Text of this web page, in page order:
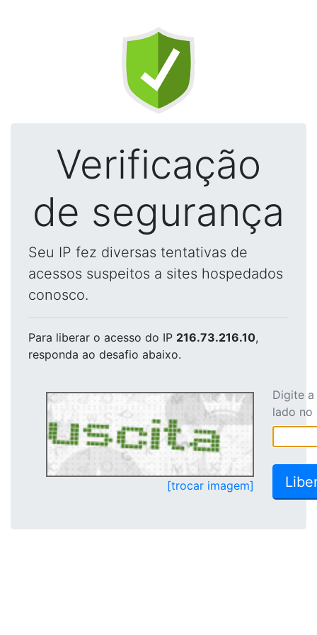
Verificação
de segurança
Seu IP fez diversas tentativas de
acessos suspeitos a sites hospedados
conosco.
Para liberar o acesso do IP 216.73.216.10,
responda ao desafio abaixo.
[trocar imagem]
Digite
lado no